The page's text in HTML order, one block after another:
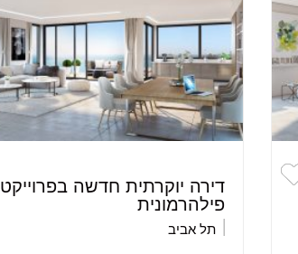
דירה יוקרתית חדשה בפרוייקט
פילהרמונית
תל אביב